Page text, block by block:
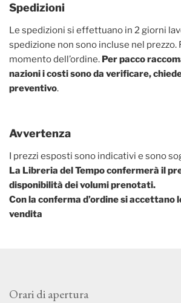
Spedizioni
Le spedizioni si effettuano in 2 giorni
spedizione non sono incluse nel prezzo.
momento dell’ordine. Per pacco
nazioni i costi sono da verificare,
preventivo.
Avvertenza
I prezzi esposti sono indicativi e sono
La Libreria del Tempo confermerà il
disponibilità dei volumi prenotati.
Con la conferma d’ordine si accettano
vendita
Orari di apertura